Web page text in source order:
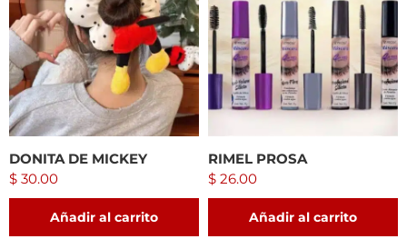
DONITA DE MICKEY
$ 30.00
Añadir al carrito
RIMEL PROSA
$ 26.00
Añadir al carrito